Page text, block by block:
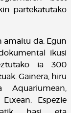
partekatutako
amaitu da. Egun
ikusi
ia 300
Gainera, hiru
Aquariumean,
Espezie